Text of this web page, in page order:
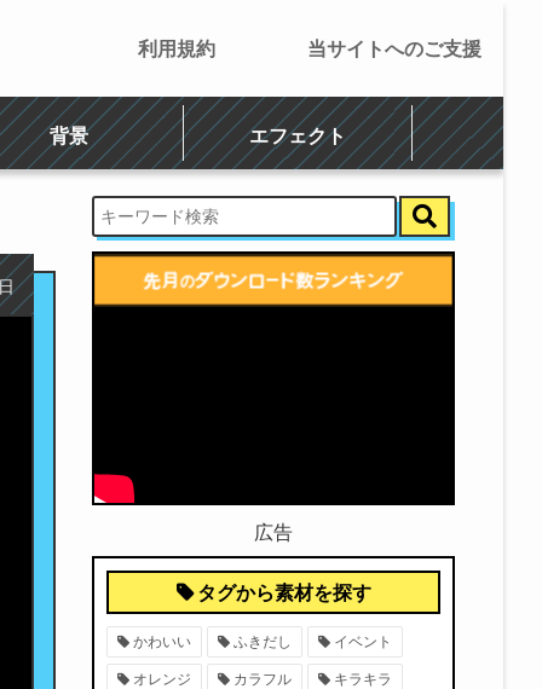
背景 エフェクト
利用規約 当サイトへのご支援
広告
タグから素材を探す
かわいい ふきだし イベント
オレンジ カラフル キラキラ